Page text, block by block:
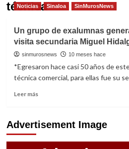
técnica
Noticias Sinaloa SinMurosNews
Un grupo de exalumnas
visita secundaria Miguel
sinmurosnews 10 meses hace
*Egresaron hace casi 50 años de
técnica comercial, para ellas fue su
Leer másRead
Un
grupo
de
Advertisement Image